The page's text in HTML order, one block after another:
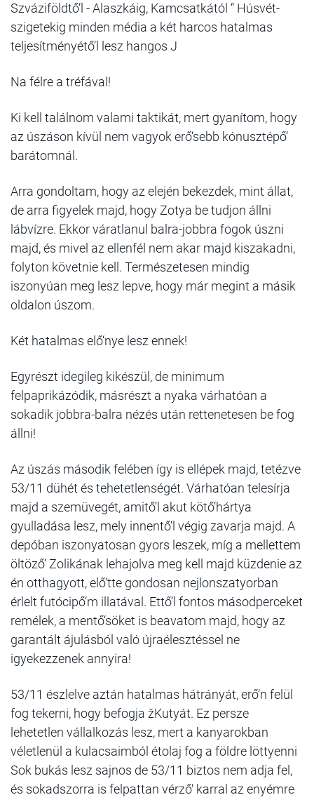
Szváziföldtő‘l - Alaszkáig, Kamcsatkától “ Húsvét-
szigetekig minden média a két harcos hatalmas
teljesítményétő‘l lesz hangos J
Na félre a tréfával!
Ki kell találnom valami taktikát, mert gyanítom, hogy
az úszáson kívül nem vagyok erő‘sebb kónusztépő‘
barátomnál.
Arra gondoltam, hogy az elején bekezdek, mint állat,
de arra figyelek majd, hogy Zotya be tudjon állni
lábvízre. Ekkor váratlanul balra-jobbra fogok úszni
majd, és mivel az ellenfél nem akar majd kiszakadni,
folyton követnie kell. Természetesen mindig
iszonyúan meg lesz lepve, hogy már megint a másik
oldalon úszom.
Két hatalmas elő‘nye lesz ennek!
Egyrészt idegileg kikészül, de minimum
felpaprikázódik, másrészt a nyaka várhatóan a
sokadik jobbra-balra nézés után rettenetesen be fog
állni!
Az úszás második felében így is ellépek majd, tetézve
53/11 dühét és tehetetlenségét. Várhatóan telesírja
majd a szemüvegét, amitő‘l akut kötő‘hártya
gyulladása lesz, mely innentő‘l végig zavarja majd. A
depóban iszonyatosan gyors leszek, míg a mellettem
öltöző‘ Zolikának lehajolva meg kell majd küzdenie az
én otthagyott, elő‘tte gondosan nejlonszatyorban
érlelt futócipő‘m illatával. Ettő‘l fontos másodperceket
remélek, a mentő‘söket is beavatom majd, hogy az
garantált ájulásból való újraélesztéssel ne
igyekezzenek annyira!
53/11 észlelve aztán hatalmas hátrányát, erő‘n felül
fog tekerni, hogy befogja žKutyát. Ez persze
lehetetlen vállalkozás lesz, mert a kanyarokban
véletlenül a kulacsaimból étolaj fog a földre löttyenni
Sok bukás lesz sajnos de 53/11 biztos nem adja fel,
és sokadszorra is felpattan vérző‘ karral az enyémre